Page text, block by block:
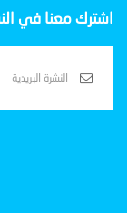
اشترك معنا في